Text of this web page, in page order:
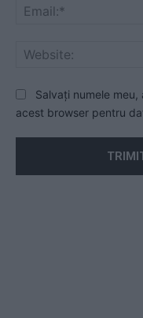
Salvați numele
acest browser pentru